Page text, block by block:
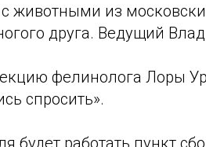
животными из
друга. Ведущий
фелинолога Лоры
спросить».